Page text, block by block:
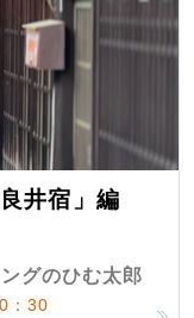
井宿」編
グのひむ太郎
：30